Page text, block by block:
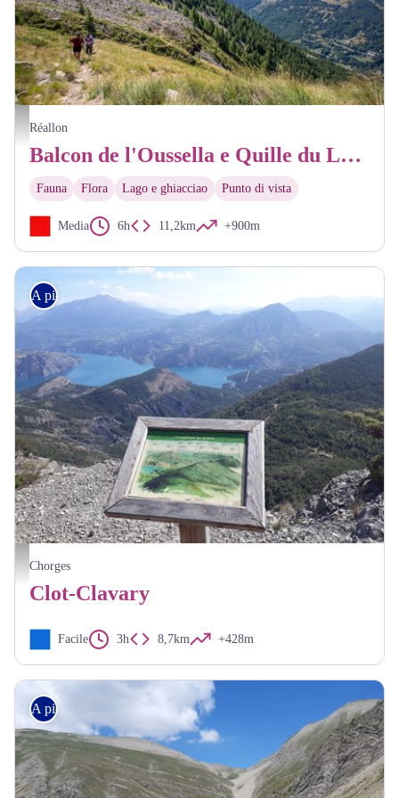
Balcon de Loussela et Quille du Laus - Kinaphoto © Parc national des Ecrins -
Réallon
Balcon de l'Oussella e Quille du Laus
Fauna Flora Lago e ghiacciao Punto di vista
Media 6h 11,2km +900m
Vue sur le lac de Serre-Ponçon - JF. Arnaud - CDRP
A piedi
Chorges
Clot-Clavary
Facile 3h 8,7km +428m
A piedi